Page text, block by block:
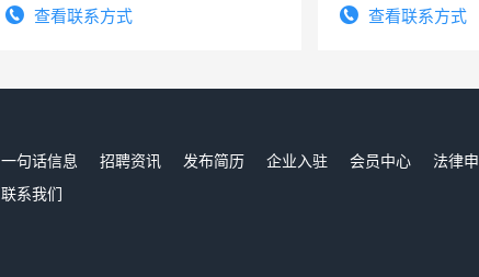
录，客服要求45岁以下高中以上文化，
查看联系方式 查看联系方式
一句话信息 招聘资讯 发布简历 企业入驻 会员中心
法律
联系我们